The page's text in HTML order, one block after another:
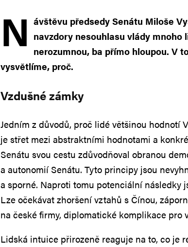
N ávštěvu předsedy Senátu Miloše
navzdory nesouhlasu vlády mnoho
nerozumnou, ba přímo hloupou. V
vysvětlíme, proč.
Vzdušné zámky
Jedním z důvodů, proč lidé většinou hodnotí
je střet mezi abstraktními hodnotami a
Senátu svou cestu zdůvodňoval obranou
a autonomií Senátu. Tyto principy jsou
a sporné. Naproti tomu potenciální následky
Lze očekávat zhoršení vztahů s Čínou,
na české firmy, diplomatické komplikace pro
Lidská intuice přirozeně reaguje na to, co je